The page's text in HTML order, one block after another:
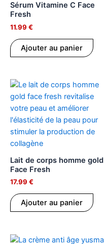
Sérum Vitamine C Face
Fresh
11.99 €
Ajouter au panier
Lait de corps homme gold
Face Fresh
17.99 €
Ajouter au panier